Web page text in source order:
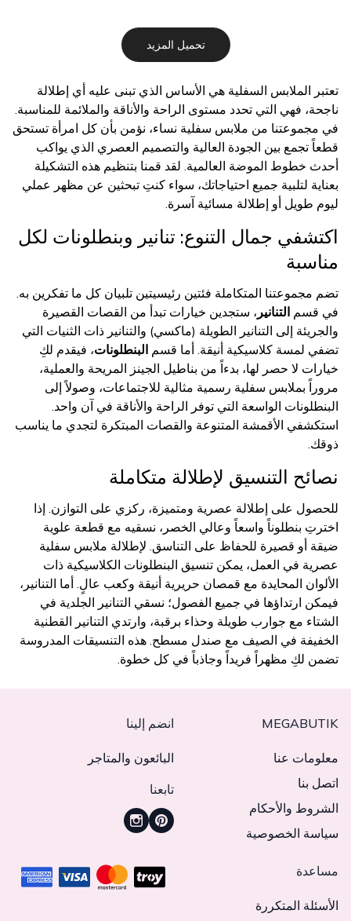
تحميل المزيد
تعتبر الملابس السفلية هي الأساس الذي تبنى عليه أي إطلالة
ناجحة، فهي التي تحدد مستوى الراحة والأناقة والملائمة للمناسبة.
في مجموعتنا من ملابس سفلية نساء، نؤمن بأن كل امرأة تستحق
قطعاً تجمع بين الجودة العالية والتصميم العصري الذي يواكب
أحدث خطوط الموضة العالمية. لقد قمنا بتنظيم هذه التشكيلة
بعناية لتلبية جميع احتياجاتك، سواء كنتِ تبحثين عن مظهر عملي
ليوم طويل أو إطلالة مسائية آسرة.
اكتشفي جمال التنوع: تنانير وبنطلونات لكل
مناسبة
تضم مجموعتنا المتكاملة فئتين رئيسيتين تلبيان كل ما تفكرين به.
في قسم التنانير ، ستجدين خيارات تبدأ من القصات القصيرة
والجريئة إلى التنانير الطويلة (ماكسي) والتنانير ذات الثنيات التي
تضفي لمسة كلاسيكية أنيقة. أما قسم البنطلونات، فيقدم لكِ
خيارات لا حصر لها، بدءاً من بناطيل الجينز المريحة والعملية،
مروراً بملابس سفلية رسمية مثالية للاجتماعات، وصولاً إلى
البنطلونات الواسعة التي توفر الراحة والأناقة في آن واحد.
استكشفي الأقمشة المتنوعة والقصات المبتكرة لتجدي ما يناسب
ذوقك.
نصائح التنسيق لإطلالة متكاملة
للحصول على إطلالة عصرية ومتميزة، ركزي على التوازن. إذا
اخترتِ بنطلوناً واسعاً وعالي الخصر، نسقيه مع قطعة علوية
ضيقة أو قصيرة للحفاظ على التناسق. لإطلالة ملابس سفلية
عصرية في العمل، يمكن تنسيق البنطلونات الكلاسيكية ذات
الألوان المحايدة مع قمصان حريرية أنيقة وكعب عالٍ. أما التنانير،
فيمكن ارتداؤها في جميع الفصول؛ نسقي التنانير الجلدية في
الشتاء مع جوارب طويلة وحذاء برقبة، وارتدي التنانير القطنية
الخفيفة في الصيف مع صندل مسطح. هذه التنسيقات المدروسة
تضمن لكِ مظهراً فريداً وجاذباً في كل خطوة.
MEGABUTIK
معلومات عنا
اتصل بنا
الشروط والأحكام
سياسة الخصوصية
انضم إلينا
البائعون والمتاجر
تابعنا
مساعدة
الأسئلة المتكررة